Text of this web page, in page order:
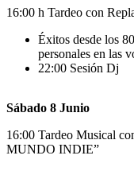
16:00 h Tardeo con
Éxitos desde los
personales en las
22:00 Sesión Dj
Sábado 8 Junio
16:00 Tardeo Musical
MUNDO INDIE”